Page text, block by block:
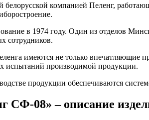
компанией Пеленг,
в 1974 году. Один из отделов
сотрудников.
имеются не только впечатляющие
испытаний производимой продукции.
продукции обеспечиваются
СФ-08» – описание